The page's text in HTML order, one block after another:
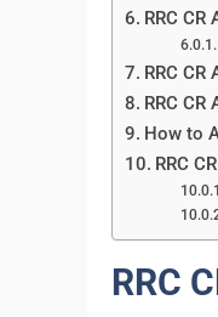
RRC CR
RRC CR
RRC
How to
RRC
RRC